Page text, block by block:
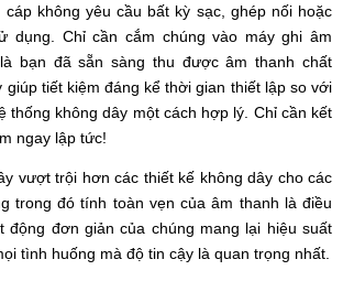
cáp không yêu cầu bất kỳ sạc, ghép nối hoặc
dụng. Chỉ cần cắm chúng vào máy ghi âm
bạn đã sẵn sàng thu được âm thanh chất
tiết kiệm đáng kể thời gian thiết lập so với
thống không dây một cách hợp lý. Chỉ cần kết
ngay lập tức!
vượt trội hơn các thiết kế không dây cho các
trong đó tính toàn vẹn của âm thanh là điều
động đơn giản của chúng mang lại hiệu suất
tình huống mà độ tin cậy là quan trọng nhất.